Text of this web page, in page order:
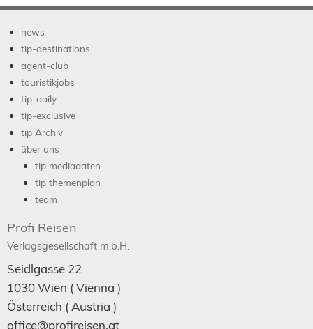
news
tip-destinations
agent-club
touristikjobs
tip-daily
tip-exclusive
tip Archiv
über uns
tip mediadaten
tip themenplan
team
Profi Reisen
Verlagsgesellschaft m.b.H.
Seidlgasse 22
1030Wien ( Vienna )
Österreich ( Austria )
office@profireisen.at